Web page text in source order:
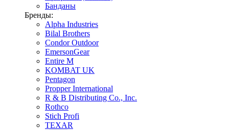
Банданы
Бренды:
Alpha Industries
Bilal Brothers
Condor Outdoor
EmersonGear
Entire M
KOMBAT UK
Pentagon
Propper International
R & B Distributing Co., Inc.
Rothco
Stich Profi
TEXAR